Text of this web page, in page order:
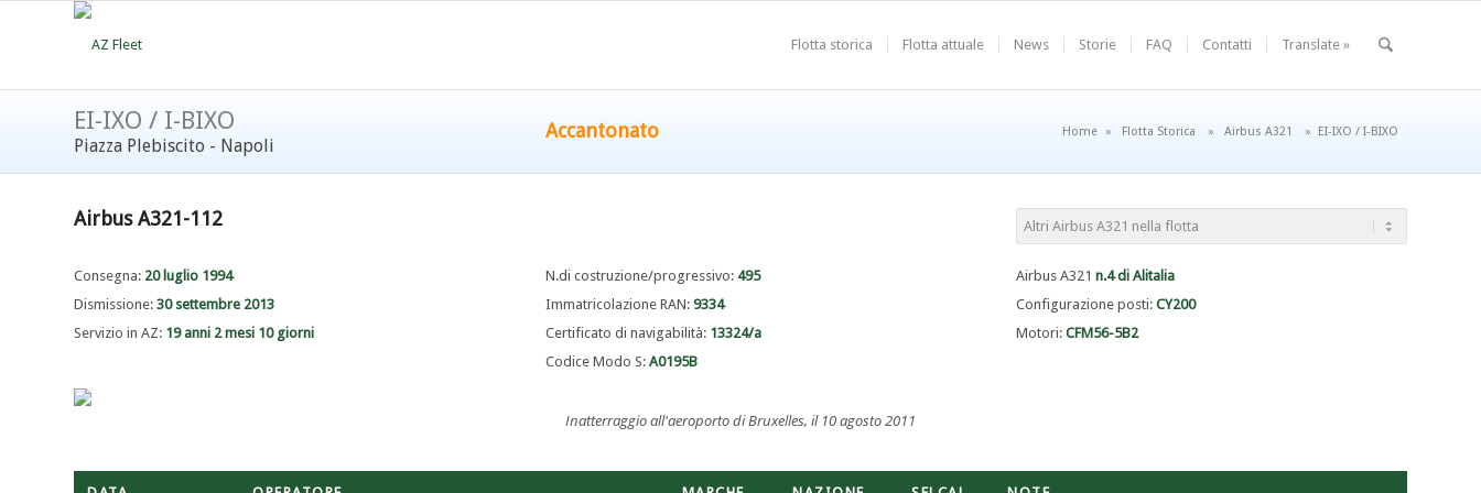
Flotta storica Flotta attuale News Storie FAQ Contatti Translate »
EI-IXO / I-BIXO
Piazza Plebiscito - Napoli
Accantonato Home » Flotta Storica » Airbus A321 » EI-IXO / I-BIXO
Airbus A321-112
Consegna: 20 luglio 1994
Dismissione: 30 settembre 2013
Servizio in AZ: 19 anni 2 mesi 10 giorni
N.di costruzione/progressivo: 495
Immatricolazione RAN: 9334
Certificato di navigabilità: 13324/a
Codice Modo S: A0195B
Airbus A321n.4 di Alitalia
Configurazione posti:CY200
Motori:CFM56-5B2
Inatterraggio all'aeroporto di Bruxelles, il 10 agosto 2011